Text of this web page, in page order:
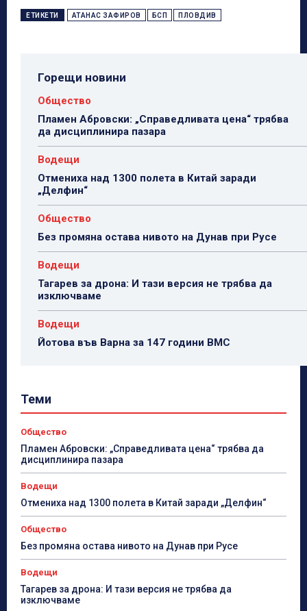
ЕТИКЕТИ АТАНАС ЗАФИРОВ БСП ПЛОВДИВ
Горещи новини
Общество
Пламен Абровски: „Справедливата цена“ трябва
да дисциплинира пазара
Водещи
Отмениха над 1300 полета в Китай заради
„Делфин“
Общество
Без промяна остава нивото на Дунав при Русе
Водещи
Тагарев за дрона: И тази версия не трябва да
изключваме
Водещи
Йотова във Варна за 147 години ВМС
Теми
Общество
Пламен Абровски: „Справедливата цена“ трябва да
дисциплинира пазара
Водещи
Отмениха над 1300 полета в Китай заради „Делфин“
Общество
Без промяна остава нивото на Дунав при Русе
Водещи
Тагарев за дрона: И тази версия не трябва да
изключваме